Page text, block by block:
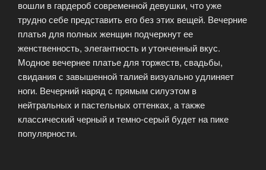
вошли в гардероб современной девушки, что уже
трудно себе представить его без этих вещей. Вечерние
платья для полных женщин подчеркнут ее
женственность, элегантность и утонченный вкус.
Модное вечернее платье для торжеств, свадьбы,
свидания с завышенной талией визуально удлиняет
ноги. Вечерний наряд с прямым силуэтом в
нейтральных и пастельных оттенках, а также
классический черный и темно-серый будет на пике
популярности.